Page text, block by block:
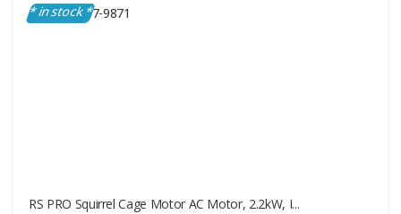
* in stock *
RS PRO Squirrel Cage Motor AC Motor, 2.2kW, I...